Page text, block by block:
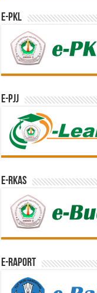
e-PKL
e-PJJ
e-RKAS
E-Raport